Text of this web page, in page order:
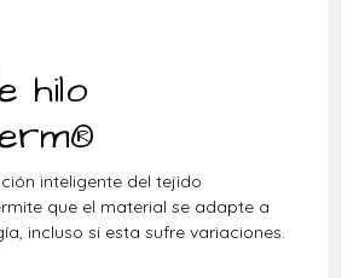
hilo
inteligente del tejido
que el material se adapte a
incluso si esta sufre variaciones.